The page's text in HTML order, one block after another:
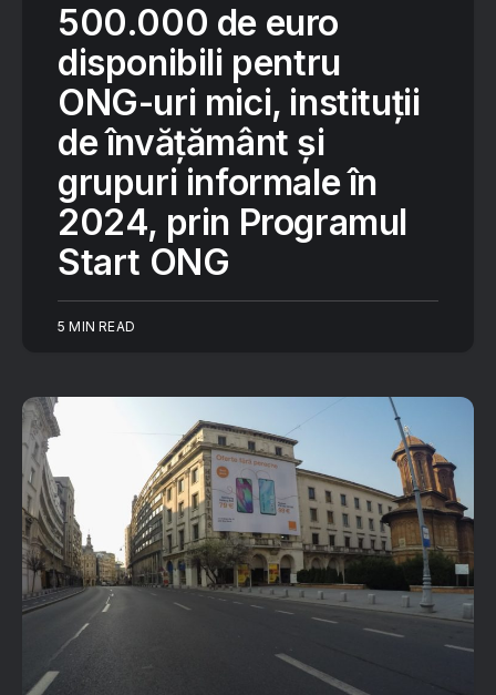
500.000 de euro
disponibili pentru
ONG-uri mici, instituții
de învățământ și
grupuri informale în
2024, prin Programul
Start ONG
5 MIN READ